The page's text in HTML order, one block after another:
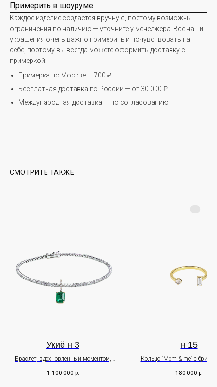
Примерить в шоуруме
Каждое изделие создаётся вручную, поэтому возможны
ограничения по наличию — уточните у менеджера. Все наши
украшения очень важно примерить и почувствовать на
себе, поэтому вы всегда можете оформить доставку с
примеркой:
Примерка по Москве — 700 ₽
Бесплатная доставка по России — от 30 000 ₽
Международная доставка — по согласованию
СМОТРИТЕ ТАКЖЕ
Укиё н 3
Браслет, вдохновленный моментом,
вдыхаешь свежий травяной запах.
1 100 000 р.
н 15
Кольцо `Mom & me` c
180 000 р.
ИП Трейгер Валерия Евгеньевна
Правовая информация